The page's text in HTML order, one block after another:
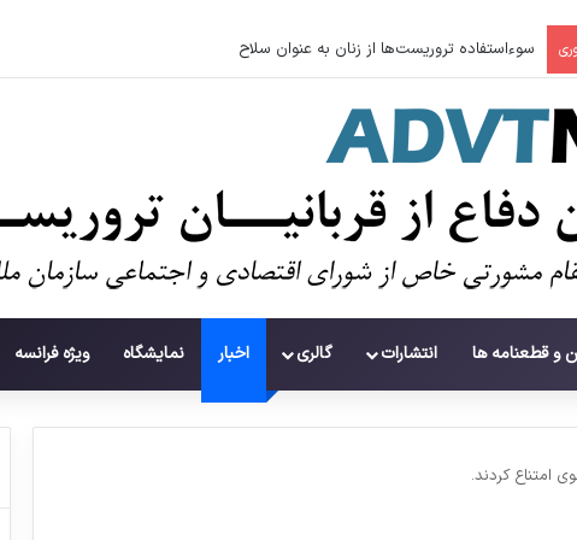
سوءاستفاده تروریست‌ها از زنان به عنوان سلاح
و قطعنامه ها انتشارات گالری اخبار نمایشگاه ویژه فرانسه
امتناع کردند.